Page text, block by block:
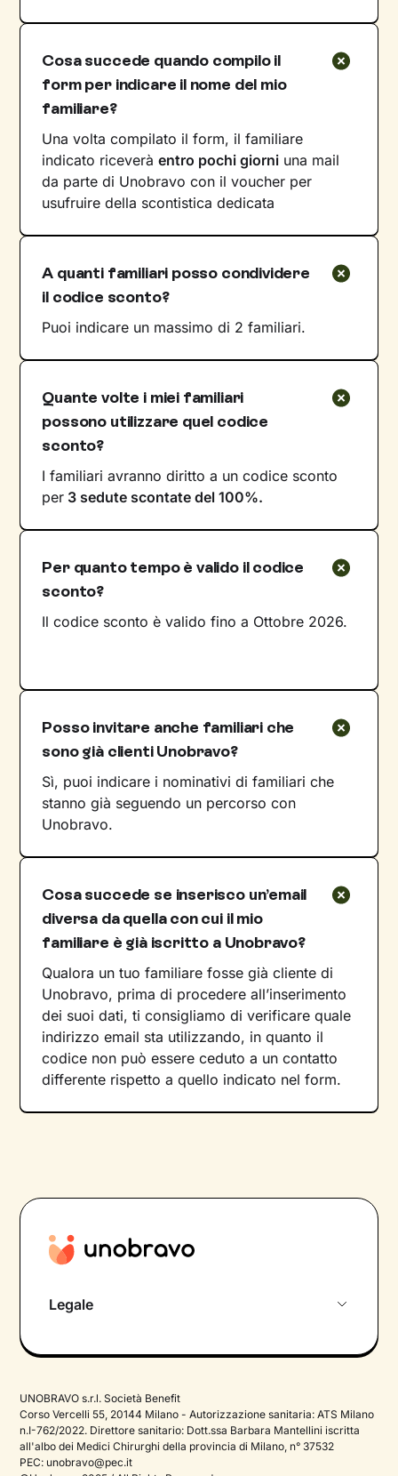
Cosa succede quando compilo il
form per indicare il nome del mio
familiare?
Una volta compilato il form, il familiare
indicato riceveràentro pochi giorni una mail
da parte di Unobravo con il voucher per
usufruire della scontistica dedicata
A quanti familiari posso condividere
il codice sconto?
Puoi indicare un massimo di 2 familiari.
Quante volte i miei familiari
possono utilizzare quel codice
sconto?
I familiari avranno diritto a un codice sconto
per 3 sedute scontate del 100%.
Per quanto tempo è valido il codice
sconto?
Il codice sconto è valido fino a Ottobre 2026.
Posso invitare anche familiari che
sono già clienti Unobravo?
Sì, puoi indicare i nominativi di familiari che
stanno già seguendo un percorso con
Unobravo.
Cosa succede se inserisco un’email
diversa da quella con cui il mio
familiare è già iscritto a Unobravo?
Qualora un tuo familiare fosse già cliente di
Unobravo, prima di procedere all’inserimento
dei suoi dati, ti consigliamo di verificare quale
indirizzo email sta utilizzando, in quanto il
codice non può essere ceduto a un contatto
differente rispetto a quello indicato nel form.
Legale
Cookie Policy
UNOBRAVO s.r.l. Società Benefit
Corso Vercelli 55, 20144 Milano - Autorizzazione sanitaria: ATS Milano
n.I-762/2022. Direttore sanitario: Dott.ssa Barbara Mantellini iscritta
all'albo dei Medici Chirurghi della provincia di Milano, n° 37532
PEC: unobravo@pec.it